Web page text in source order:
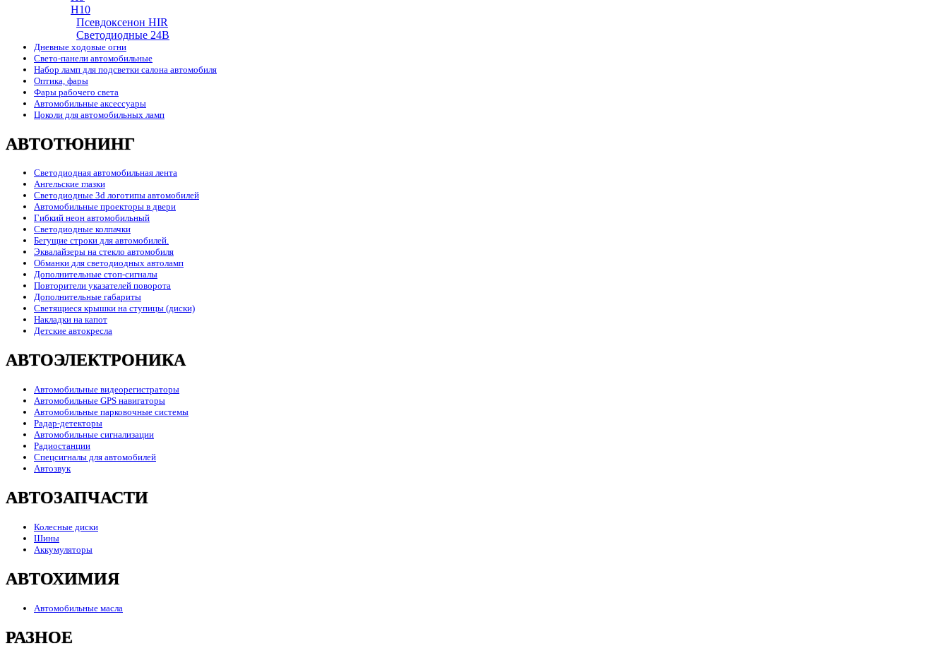
H10
Псевдоксенон HIR
Cветодиодные 24B
Дневные ходовые огни
Свето-панели автомобильные
Набор ламп для подсветки салона автомобиля
Оптика, фары
Фары рабочего света
Автомобильные аксессуары
Цоколи для автомобильных ламп
АВТОТЮНИНГ
Светодиодная автомобильная лента
Ангельские глазки
Светодиодные 3d логотипы автомобилей
Автомобильные проекторы в двери
Гибкий неон автомобильный
Светодиодные колпачки
Бегущие строки для автомобилей.
Эквалайзеры на стекло автомобиля
Обманки для светодиодных автоламп
Дополнительные стоп-сигналы
Повторители указателей поворота
Дополнительные габариты
Светящиеся крышки на ступицы (диски)
Накладки на капот
Детские автокресла
АВТОЭЛЕКТРОНИКА
Автомобильные видеорегистраторы
Автомобильные GPS навигаторы
Автомобильные парковочные системы
Радар-детекторы
Автомобильные сигнализации
Радиостанции
Спецсигналы для автомобилей
Автозвук
АВТОЗАПЧАСТИ
Колесные диски
Шины
Аккумуляторы
АВТОХИМИЯ
Автомобильные масла
РАЗНОЕ